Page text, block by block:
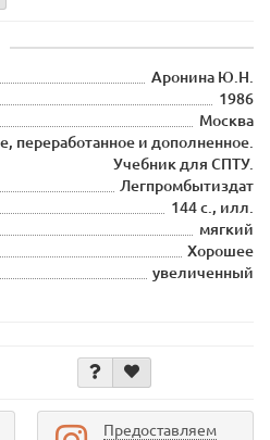
Аронина Ю.Н.
1986
Москва
переработанное и дополненное.
Учебник для СПТУ.
Легпромбытиздат
144 с., илл.
мягкий
Хорошее
увеличенный
Предоставляем